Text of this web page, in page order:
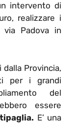
intervento di
realizzare i
Padova in
Provincia,
per i grandi
del
essere
E’ una